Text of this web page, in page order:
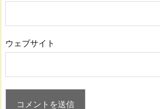
ウェブサイト